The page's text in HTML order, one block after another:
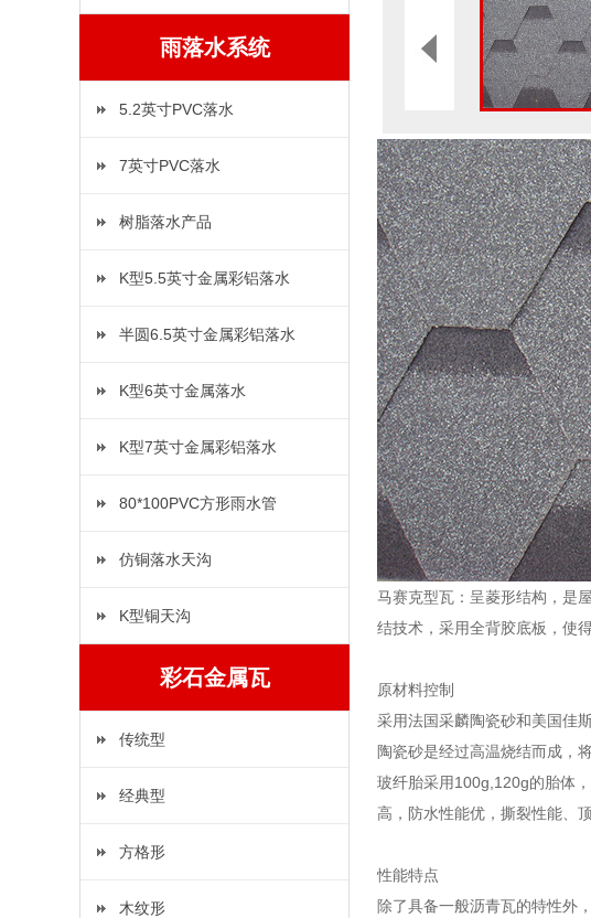
雨落水系统
5.2英寸PVC落水
7英寸PVC落水
树脂落水产品
K型5.5英寸金属彩铝落水
半圆6.5英寸金属彩铝落水
K型6英寸金属落水
K型7英寸金属彩铝落水
80*100PVC方形雨水管
仿铜落水天沟
K型铜天沟
彩石金属瓦
传统型
经典型
方格形
木纹形
马赛克型瓦：呈菱形结构，是
结技术，采用全背胶底板，使
原材料控制
采用法国采麟陶瓷砂和美国佳
陶瓷砂是经过高温烧结而成，
玻纤胎采用100g,120g的胎体
高，防水性能优，撕裂性能、
性能特点
除了具备一般沥青瓦的特性外